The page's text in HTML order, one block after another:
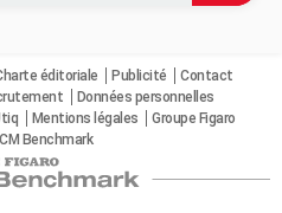
éditoriale Publicité
Contact
Données personnelles
Mentions légales
Groupe Figaro
Benchmark